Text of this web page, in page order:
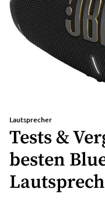
Lautsprecher
Tests &
besten